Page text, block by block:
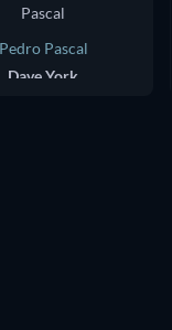
Pedro Pascal
Dave York